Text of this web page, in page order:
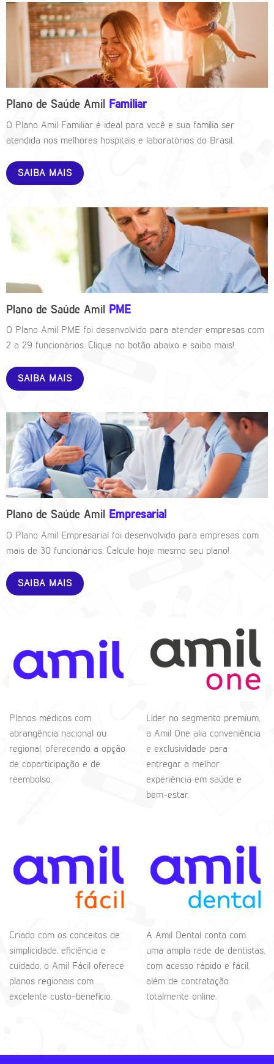
Plano de Saúde Amil Familiar
O Plano Amil Familiar é ideal para você e sua família ser
atendida nos melhores hospitais e laboratórios do Brasil.
SAIBA MAIS
Plano de Saúde Amil PME
O Plano Amil PME foi desenvolvido para atender empresas com
2 a 29 funcionários. Clique no botão abaixo e saiba mais!
SAIBA MAIS
Plano de Saúde Amil Empresarial
O Plano Amil Empresarial foi desenvolvido para empresas com
mais de 30 funcionários. Calcule hoje mesmo seu plano!
SAIBA MAIS
Planos médicos com
abrangência nacional ou
regional, oferecendo a opção
de coparticipação e de
reembolso.
Líder no segmento premium,
a Amil One alia conveniência
e exclusividade para
entregar a melhor
experiência em saúde e
bem-estar.
Criado com os conceitos de
simplicidade, eficiência e
cuidado, o Amil Fácil oferece
planos regionais com
excelente custo-benefício.
A Amil Dental conta com
uma ampla rede de dentistas,
com acesso rápido e fácil,
além de contratação
totalmente online.